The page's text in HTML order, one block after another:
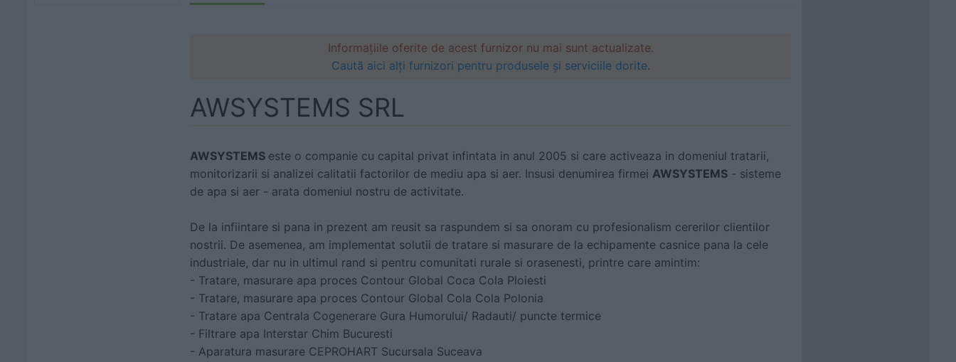
Informațiile oferite de acest furnizor nu mai sunt actualizate.
Caută aici alți furnizori pentru produsele și serviciile dorite.
AWSYSTEMS SRL
AWSYSTEMS este o companie cu capital privat infintata in anul 2005 si care activeaza in domeniul tratarii,
monitorizarii si analizei calitatii factorilor de mediu apa si aer. Insusi denumirea firmei AWSYSTEMS - sisteme
de apa si aer - arata domeniul nostru de activitate.
De la infiintare si pana in prezent am reusit sa raspundem si sa onoram cu profesionalism cererilor clientilor
nostrii. De asemenea, am implementat solutii de tratare si masurare de la echipamente casnice pana la cele
industriale, dar nu in ultimul rand si pentru comunitati rurale si orasenesti, printre care amintim:
- Tratare, masurare apa proces Contour Global Coca Cola Ploiesti
- Tratare, masurare apa proces Contour Global Cola Cola Polonia
- Tratare apa Centrala Cogenerare Gura Humorului/ Radauti/ puncte termice
- Filtrare apa Interstar Chim Bucuresti
- Aparatura masurare CEPROHART Sucursala Suceava